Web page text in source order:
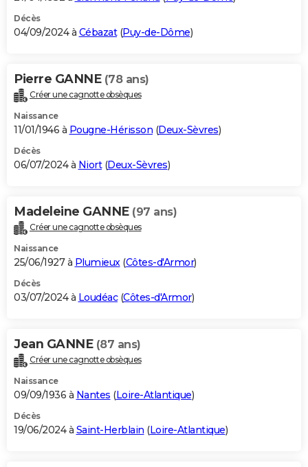
Décès
04/09/2024 à Cébazat(Puy-de-Dôme)
Pierre GANNE (78 ans)
Créer une cagnotte obsèques
Naissance
11/01/1946 à Pougne-Hérisson (Deux-Sèvres)
Décès
06/07/2024 à Niort(Deux-Sèvres)
Madeleine GANNE (97 ans)
Créer une cagnotte obsèques
Naissance
25/06/1927 à Plumieux(Côtes-d'Armor)
Décès
03/07/2024 à Loudéac(Côtes-d'Armor)
Jean GANNE (87 ans)
Créer une cagnotte obsèques
Naissance
09/09/1936 à Nantes (Loire-Atlantique)
Décès
19/06/2024 à Saint-Herblain (Loire-Atlantique)